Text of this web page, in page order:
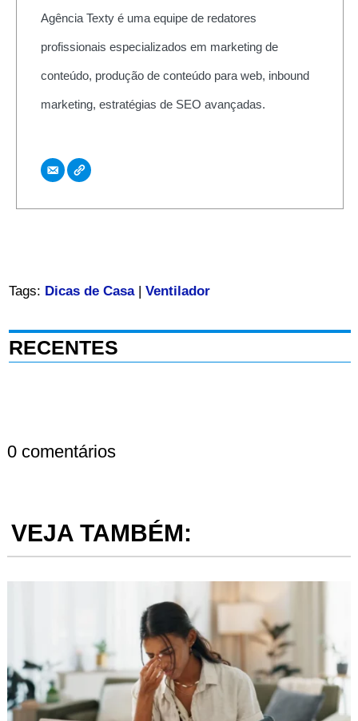
Agência Texty é uma equipe de redatores
profissionais especializados em marketing de
conteúdo, produção de conteúdo para web, inbound
marketing, estratégias de SEO avançadas.
Tags: Dicas de Casa| Ventilador
RECENTES
0 comentários
VEJA TAMBÉM: